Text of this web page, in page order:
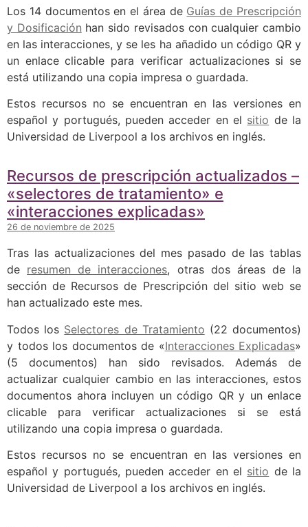
Los 14 documentos en el área de Guías de Prescripción
y Dosificación han sido revisados con cualquier cambio
en las interacciones, y se les ha añadido un código QR y
un enlace clicable para verificar actualizaciones si se
está utilizando una copia impresa o guardada.
Estos recursos no se encuentran en las versiones en
español y portugués, pueden acceder en el sitio de la
Universidad de Liverpool a los archivos en inglés.
Recursos de prescripción actualizados –
«selectores de tratamiento» e
«interacciones explicadas»
26 de noviembre de 2025
Tras las actualizaciones del mes pasado de las tablas
de resumen de interacciones, otras dos áreas de la
sección de Recursos de Prescripción del sitio web se
han actualizado este mes.
Todos los Selectores de Tratamiento (22 documentos)
y todos los documentos de «Interacciones Explicadas»
(5 documentos) han sido revisados. Además de
actualizar cualquier cambio en las interacciones, estos
documentos ahora incluyen un código QR y un enlace
clicable para verificar actualizaciones si se está
utilizando una copia impresa o guardada.
Estos recursos no se encuentran en las versiones en
español y portugués, pueden acceder en el sitio de la
Universidad de Liverpool a los archivos en inglés.